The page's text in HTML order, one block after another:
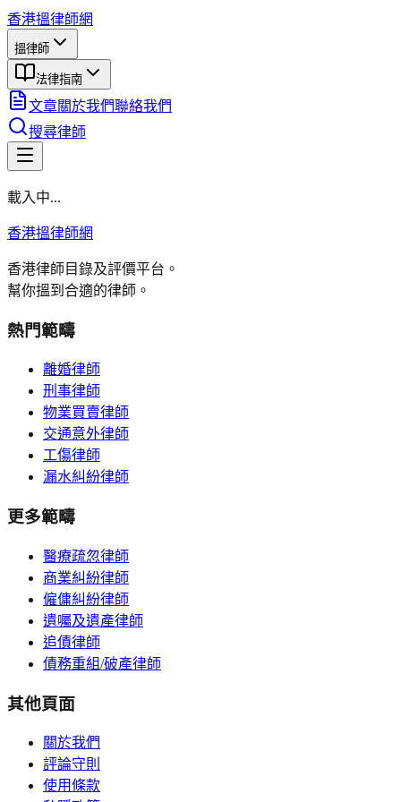
香港搵律師網
搵律師
法律指南
文章關於我們聯絡我們
搜尋律師
載入中...
香港搵律師網
香港律師目錄及評價平台。
幫你搵到合適的律師。
熱門範疇
離婚律師
刑事律師
物業買賣律師
交通意外律師
工傷律師
漏水糾紛律師
更多範疇
醫療疏忽律師
商業糾紛律師
僱傭糾紛律師
遺囑及遺產律師
追債律師
債務重組/破產律師
其他頁面
關於我們
評論守則
使用條款